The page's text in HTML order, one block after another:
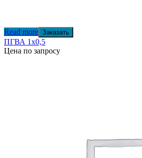
Read more Заказать
ПГВА 1х0,5
Цена по запросу